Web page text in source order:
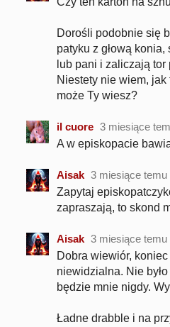
Dorośli podobnie się
patyku z głową
lub pani i zaliczają tor
Niestety nie wiem,
może Ty wiesz?
il cuore 3 miesiące
A w episkopacie
Aisak 3 miesiące temu
Zapytaj
zapraszają, to skond
Aisak 3 miesiące temu
Dobra wiewiór,
niewidzialna. Nie
będzie mnie nigdy.
Ładne drabble i na